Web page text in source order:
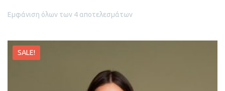
Εμφάνιση όλων των 4 αποτελεσμάτων
SALE!